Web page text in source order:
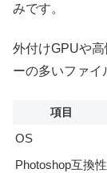
みです。
外付けGPUや
ーの多いファイ
項目
OS
Photoshop互換性